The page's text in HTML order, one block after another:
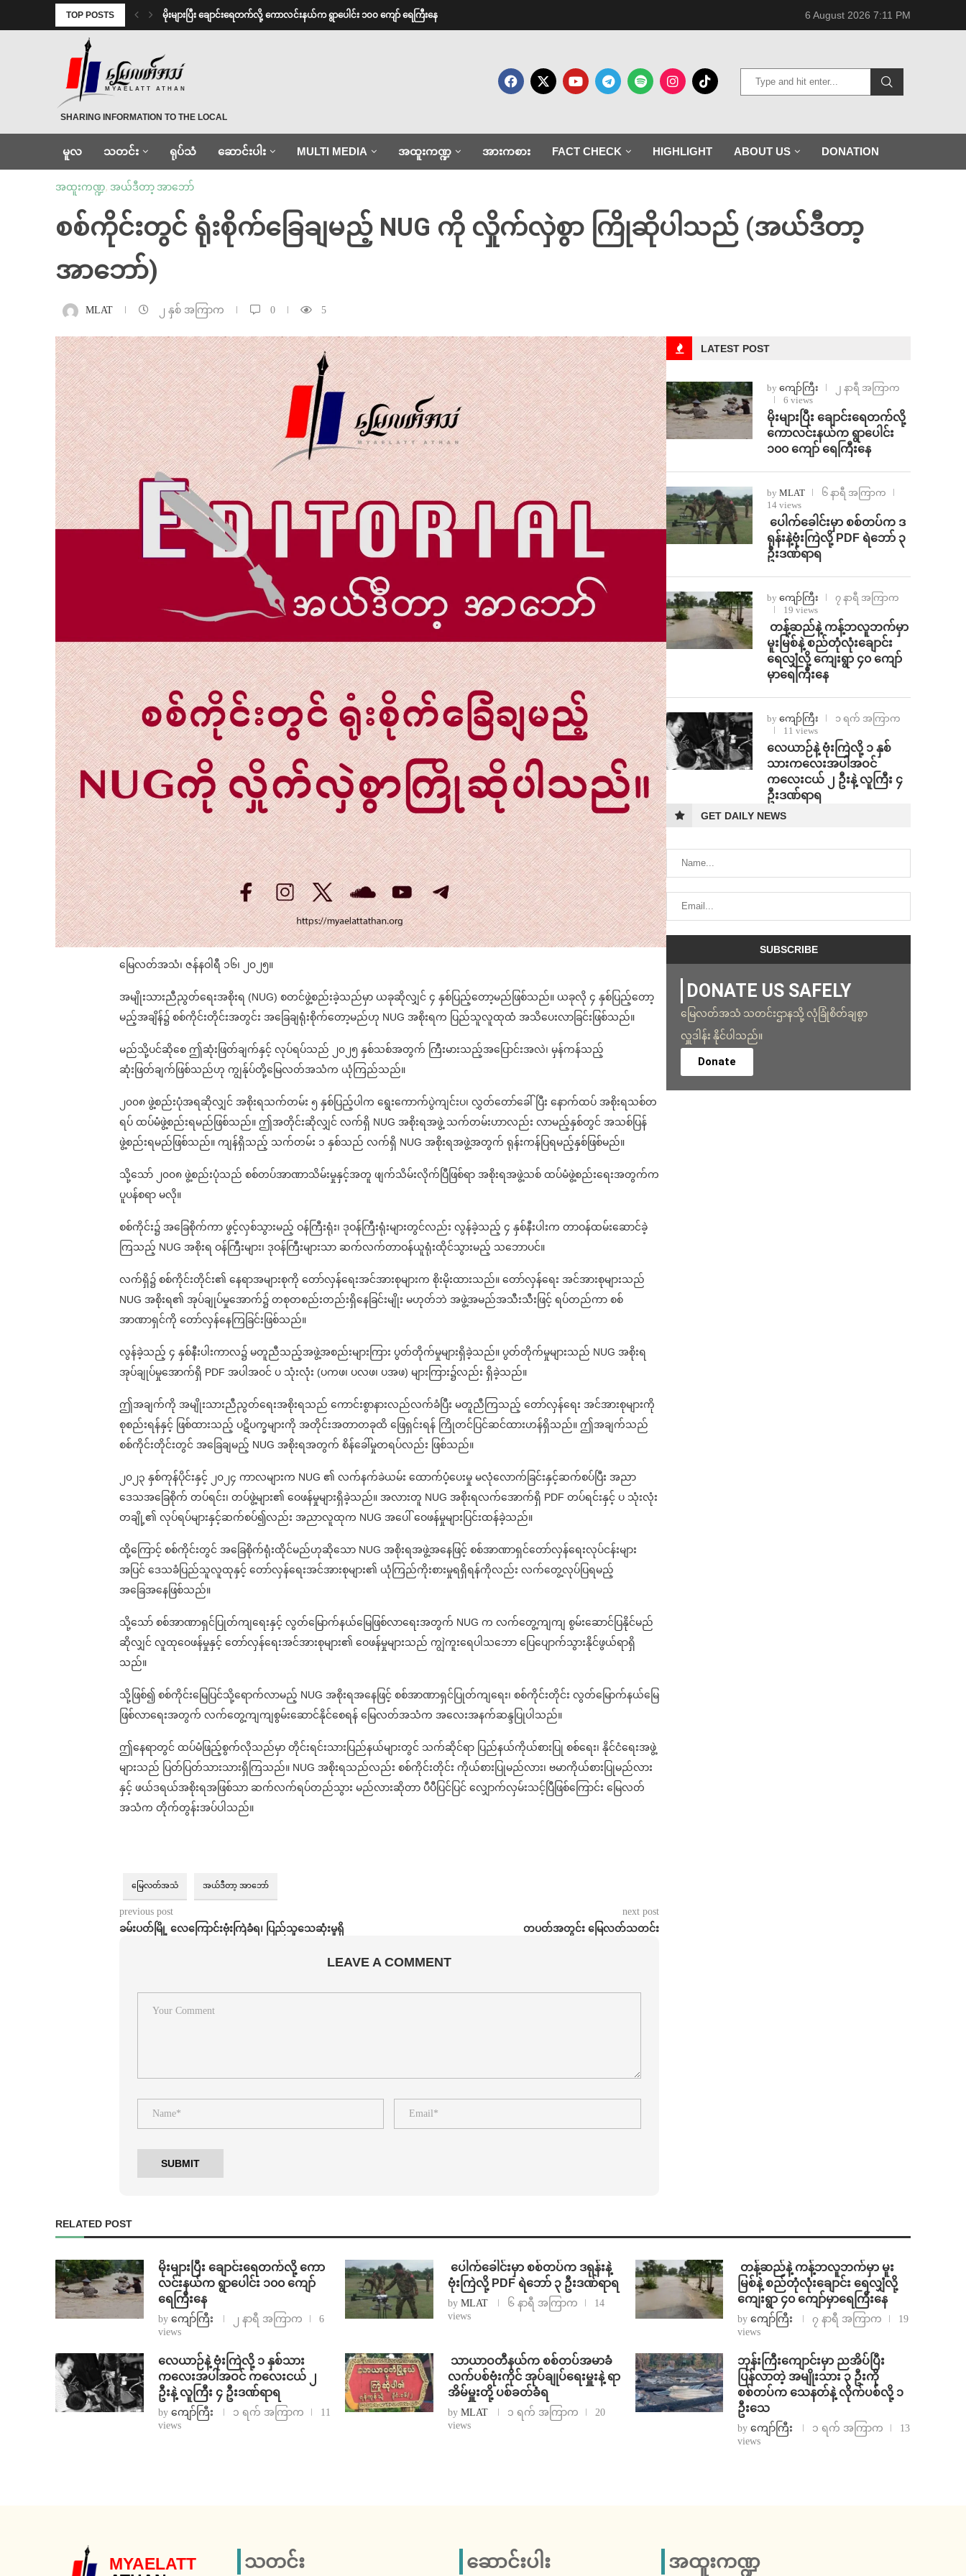
TOP POSTS ⁨မိုးများပြီး ချောင်းရေတက်လို့ ကောလင်းနယ်က ရွာပေါင်း ၁၀၀ ကျော် ရေကြီးနေ 6 August 2026 7:11 PM
MYAELATT ATHAN
SHARING INFORMATION TO THE LOCAL
မူလ သတင်း ရုပ်သံ ဆောင်းပါး MULTI MEDIA အထူးကဏ္ဍ အားကစား FACT CHECK HIGHLIGHT ABOUT US DONATION
အထူးကဏ္ဍ, အယ်ဒီတာ့ အာဘော်
စစ်ကိုင်းတွင် ရုံးစိုက်ခြေချမည့် NUG ကို လှိုက်လှဲစွာ ကြိုဆိုပါသည် (အယ်ဒီတာ့
အာဘော်)
MLAT ၂ နှစ် အကြာက 0 5
မြေလတ်အသံ၊ ဇန်နဝါရီ ၁၆၊ ၂၀၂၅။
အမျိုးသားညီညွတ်ရေးအစိုးရ (NUG) စတင်ဖွဲ့စည်းခဲ့သည်မှာ ယခုဆိုလျှင် ၄ နှစ်ပြည့်တော့မည်ဖြစ်သည်။ ယခုလို ၄ နှစ်ပြည့်တော့
မည့်အချိန်၌ စစ်ကိုင်းတိုင်းအတွင်း အခြေချရုံးစိုက်တော့မည်ဟု NUG အစိုးရက ပြည်သူလူထုထံ အသိပေးလာခြင်းဖြစ်သည်။
မည်သို့ပင်ဆိုစေ ဤဆုံးဖြတ်ချက်နှင့် လုပ်ရပ်သည် ၂၀၂၅ နှစ်သစ်အတွက် ကြီးမားသည့်အပြောင်းအလဲ၊ မှန်ကန်သည့်
ဆုံးဖြတ်ချက်ဖြစ်သည်ဟု ကျွန်ုပ်တို့မြေလတ်အသံက ယုံကြည်သည်။
၂၀၀၈ ဖွဲ့စည်းပုံအရဆိုလျှင် အစိုးရသက်တမ်း ၅ နှစ်ပြည့်ပါက ရွေးကောက်ပွဲကျင်းပ၊ လွှတ်တော်ခေါ်ပြီး နောက်ထပ် အစိုးရသစ်တ
ရပ် ထပ်မံဖွဲ့စည်းရမည်ဖြစ်သည်။ ဤအတိုင်းဆိုလျှင် လက်ရှိ NUG အစိုးရအဖွဲ့ သက်တမ်းဟာလည်း လာမည့်နှစ်တွင် အသစ်ပြန်
ဖွဲ့စည်းရမည်ဖြစ်သည်။ ကျန်ရှိသည့် သက်တမ်း ၁ နှစ်သည် လက်ရှိ NUG အစိုးရအဖွဲ့အတွက် ရုန်းကန်ပြရမည့်နှစ်ဖြစ်မည်။
သို့သော် ၂၀၀၈ ဖွဲ့စည်းပုံသည် စစ်တပ်အာဏာသိမ်းမှုနှင့်အတူ ဖျက်သိမ်းလိုက်ပြီဖြစ်ရာ အစိုးရအဖွဲ့သစ် ထပ်မံဖွဲ့စည်းရေးအတွက်က
ပူပန်စရာ မလို။
စစ်ကိုင်း၌ အခြေစိုက်ကာ ဖွင့်လှစ်သွားမည့် ဝန်ကြီးရုံး၊ ဒုဝန်ကြီးရုံးများတွင်လည်း လွန်ခဲ့သည့် ၄ နှစ်နီးပါးက တာဝန်ထမ်းဆောင်ခဲ့
ကြသည့် NUG အစိုးရ ဝန်ကြီးများ၊ ဒုဝန်ကြီးများသာ ဆက်လက်တာဝန်ယူရုံးထိုင်သွားမည့် သဘောပင်။
လက်ရှိ၌ စစ်ကိုင်းတိုင်း၏ နေရာအများစုကို တော်လှန်ရေးအင်အားစုများက စိုးမိုးထားသည်။ တော်လှန်ရေး အင်အားစုများသည်
NUG အစိုးရ၏ အုပ်ချုပ်မှုအောက်၌ တစုတစည်းတည်းရှိနေခြင်းမျိုး မဟုတ်ဘဲ အဖွဲ့အမည်အသီးသီးဖြင့် ရပ်တည်ကာ စစ်
အာဏာရှင်ကို တော်လှန်နေကြခြင်းဖြစ်သည်။
လွန်ခဲ့သည့် ၄ နှစ်နီးပါးကာလ၌ မတူညီသည့်အဖွဲ့အစည်းများကြား ပွတ်တိုက်မှုများရှိခဲ့သည်။ ပွတ်တိုက်မှုများသည် NUG အစိုးရ
အုပ်ချုပ်မှုအောက်ရှိ PDF အပါအဝင် ပ သုံးလုံး (ပကဖ၊ ပလဖ၊ ပအဖ) များကြား၌လည်း ရှိခဲ့သည်။
ဤအချက်ကို အမျိုးသားညီညွတ်ရေးအစိုးရသည် ကောင်းစွာနားလည်လက်ခံပြီး မတူညီကြသည့် တော်လှန်ရေး အင်အားစုများကို
စုစည်းရန်နှင့် ဖြစ်ထားသည့် ပဋိပက္ခများကို အတိုင်းအတာတခုထိ ဖြေရှင်းရန် ကြိုတင်ပြင်ဆင်ထားဟန်ရှိသည်။ ဤအချက်သည်
စစ်ကိုင်းတိုင်းတွင် အခြေချမည့် NUG အစိုးရအတွက် စိန်ခေါ်မှုတရပ်လည်း ဖြစ်သည်။
၂၀၂၃ နှစ်ကုန်ပိုင်းနှင့် ၂၀၂၄ ကာလများက NUG ၏ လက်နက်ခဲယမ်း ထောက်ပံ့ပေးမှု မလုံလောက်ခြင်းနှင့်ဆက်စပ်ပြီး အညာ
ဒေသအခြေစိုက် တပ်ရင်း၊ တပ်ဖွဲ့များ၏ ဝေဖန်မှုများရှိခဲ့သည်။ အလားတူ NUG အစိုးရလက်အောက်ရှိ PDF တပ်ရင်းနှင့် ပ သုံးလုံး
တချို့၏ လုပ်ရပ်များနှင့်ဆက်စပ်၍လည်း အညာလူထုက NUG အပေါ် ဝေဖန်မှုများပြင်းထန်ခဲ့သည်။
ထို့ကြောင့် စစ်ကိုင်းတွင် အခြေစိုက်ရုံးထိုင်မည်ဟုဆိုသော NUG အစိုးရအဖွဲ့အနေဖြင့် စစ်အာဏာရှင်တော်လှန်ရေးလုပ်ငန်းများ
အပြင် ဒေသခံပြည်သူလူထုနှင့် တော်လှန်ရေးအင်အားစုများ၏ ယုံကြည်ကိုးစားမှုရရှိရန်ကိုလည်း လက်တွေ့လုပ်ပြရမည့်
အခြေအနေဖြစ်သည်။
သို့သော် စစ်အာဏာရှင်ပြုတ်ကျရေးနှင့် လွတ်မြောက်နယ်မြေဖြစ်လာရေးအတွက် NUG က လက်တွေ့ကျကျ စွမ်းဆောင်ပြနိုင်မည်
ဆိုလျှင် လူထုဝေဖန်မှုနှင့် တော်လှန်ရေးအင်အားစုများ၏ ဝေဖန်မှုများသည် ကျွဲကူးရေပါသဘော ပြေပျောက်သွားနိုင်ဖွယ်ရာရှိ
သည်။
သို့ဖြစ်၍ စစ်ကိုင်းမြေပြင်သို့ရောက်လာမည့် NUG အစိုးရအနေဖြင့် စစ်အာဏာရှင်ပြုတ်ကျရေး၊ စစ်ကိုင်းတိုင်း လွတ်မြောက်နယ်မြေ
ဖြစ်လာရေးအတွက် လက်တွေ့ကျကျစွမ်းဆောင်နိုင်စေရန် မြေလတ်အသံက အလေးအနက်ဆန္ဒပြုပါသည်။
ဤနေရာတွင် ထပ်မံဖြည့်စွက်လိုသည်မှာ တိုင်းရင်းသားပြည်နယ်များတွင် သက်ဆိုင်ရာ ပြည်နယ်ကိုယ်စားပြု စစ်ရေး၊ နိုင်ငံရေးအဖွဲ့
များသည် ပြတ်ပြတ်သားသားရှိကြသည်။ NUG အစိုးရသည်လည်း စစ်ကိုင်းတိုင်း ကိုယ်စားပြုမည်လား၊ ဗမာကိုယ်စားပြုမည်လား
နှင့် ဖယ်ဒရယ်အစိုးရအဖြစ်သာ ဆက်လက်ရပ်တည်သွား မည်လားဆိုတာ ပီပီပြင်ပြင် လျှောက်လှမ်းသင့်ပြီဖြစ်ကြောင်း မြေလတ်
အသံက တိုက်တွန်းအပ်ပါသည်။
မြေလတ်အသံ အယ်ဒီတာ့ အာဘော်
previous post
ခမ်းပတ်မြို့ လေကြောင်းဗုံးကြဲခံရ၊ ပြည်သူသေဆုံးမှုရှိ
next post
တပတ်အတွင်း မြေလတ်သတင်း
LEAVE A COMMENT
LATEST POST
by ကျော်ကြီး
၂ နာရီ အကြာက
6 views
⁨မိုးများပြီး ချောင်းရေတက်လို့
ကောလင်းနယ်က ရွာပေါင်း
၁၀၀ ကျော် ရေကြီးနေ
by MLAT
၆ နာရီ အကြာက
14 views
⁩ ⁨ပေါက်ခေါင်းမှာ စစ်တပ်က ဒ
ရုန်းနဲ့ဗုံးကြဲလို့ PDF ရဲဘော် ၃
ဦးဒဏ်ရာရ
by ကျော်ကြီး
၇ နာရီ အကြာက
19 views
⁩ ⁨တန့်ဆည်နဲ့ ကန့်ဘလူဘက်မှာ
မူးမြစ်နဲ့ စည်တုံလုံးချောင်း
ရေလျှံလို့ ကျေးရွာ ၄၀ ကျော်
မှာရေကြီးနေ
by ကျော်ကြီး
၁ ရက် အကြာက
11 views
⁨လေယာဉ်နဲ့ ဗုံးကြဲလို့ ၁ နှစ်
သားကလေးအပါအဝင်
ကလေးငယ် ၂ ဦးနဲ့ လူကြီး ၄
ဦးဒဏ်ရာရ
GET DAILY NEWS
DONATE US SAFELY
မြေလတ်အသံ သတင်းဌာနသို့ လုံခြုံစိတ်ချစွာ
လှူဒါန်း နိုင်ပါသည်။
Donate
RELATED POST
⁨မိုးများပြီး ချောင်းရေတက်လို့ ကော
လင်းနယ်က ရွာပေါင်း ၁၀၀ ကျော်
ရေကြီးနေ
by ကျော်ကြီး ၂ နာရီ အကြာက
6
views
⁩ ⁨ပေါက်ခေါင်းမှာ စစ်တပ်က ဒရုန်းနဲ့
ဗုံးကြဲလို့ PDF ရဲဘော် ၃ ဦးဒဏ်ရာရ
by MLAT ၆ နာရီ အကြာက
14
views
⁩ ⁨တန့်ဆည်နဲ့ ကန့်ဘလူဘက်မှာ မူး
မြစ်နဲ့ စည်တုံလုံးချောင်း ရေလျှံလို့
ကျေးရွာ ၄၀ ကျော်မှာရေကြီးနေ
byကျော်ကြီး ၇ နာရီ အကြာက
19
views
⁨လေယာဉ်နဲ့ ဗုံးကြဲလို့ ၁ နှစ်သား
ကလေးအပါအဝင် ကလေးငယ် ၂
ဦးနဲ့ လူကြီး ၄ ဦးဒဏ်ရာရ
by ကျော်ကြီး ၁ ရက် အကြာက
11
views
⁩ ⁨သာယာဝတီနယ်က စစ်တပ်အမာခံ
လက်ပစ်ဗုံးကိုင် အုပ်ချုပ်ရေးမှူးနဲ့ ရာ
အိမ်မှူးတို့ ပစ်ခတ်ခံရ
by MLAT ၁ ရက် အကြာက
20
views
ဘုန်းကြီးကျောင်းမှာ ညအိပ်ပြီး
ပြန်လာတဲ့ အမျိုးသား ၃ ဦးကို
စစ်တပ်က သေနတ်နဲ့ လိုက်ပစ်လို့ ၁
ဦးသေ
byကျော်ကြီး ၁ ရက် အကြာက
13
views
MYAELATT
သတင်း ဆောင်းပါး အထူးကဏ္ဍ